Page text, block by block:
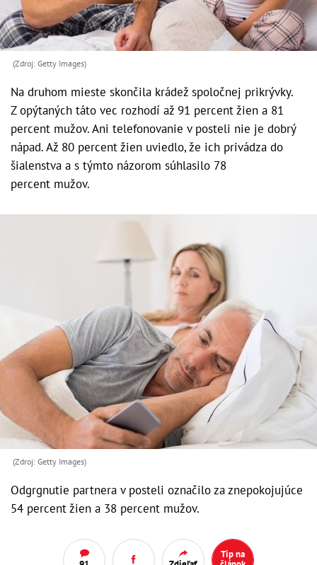
(Zdroj: Getty Images)
Na druhom mieste skončila krádež spoločnej prikrývky.
Z opýtaných táto vec rozhodí až 91 percent žien a 81
percent mužov. Ani telefonovanie v posteli nie je dobrý
nápad. Až 80 percent žien uviedlo, že ich privádza do
šialenstva a s týmto názorom súhlasilo 78
percent mužov.
(Zdroj: Getty Images)
Odgrgnutie partnera v posteli označilo za znepokojujúce
54 percent žien a 38 percent mužov.
Tip na